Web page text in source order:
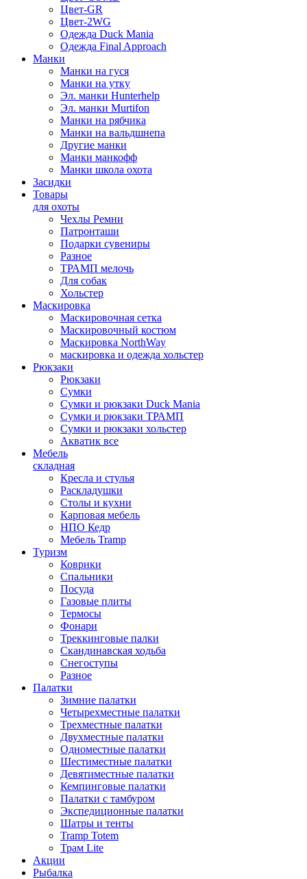
Цвет-GR
Цвет-2WG
Одежда Duck Mania
Одежда Final Approach
Манки
Манки на гуся
Манки на утку
Эл. манки Hunterhelp
Эл. манки Murtifon
Манки на рябчика
Манки на вальдшнепа
Другие манки
Манки манкофф
Манки школа охота
Засидки
Товары
для охоты
Чехлы Ремни
Патронташи
Подарки сувениры
Разное
ТРАМП мелочь
Для собак
Хольстер
Маскировка
Маскировочная сетка
Маскировочный костюм
Маскировка NorthWay
маскировка и одежда хольстер
Рюкзаки
Рюкзаки
Сумки
Сумки и рюкзаки Duck Mania
Сумки и рюкзаки ТРАМП
Сумки и рюкзаки хольстер
Акватик все
Мебель
складная
Кресла и стулья
Раскладушки
Столы и кухни
Карповая мебель
НПО Кедр
Мебель Tramp
Туризм
Коврики
Спальники
Посуда
Газовые плиты
Термосы
Фонари
Треккинговые палки
Скандинавская ходьба
Снегоступы
Разное
Палатки
Зимние палатки
Четырехместные палатки
Трехместные палатки
Двухместные палатки
Одноместные палатки
Шестиместные палатки
Девятиместные палатки
Кемпинговые палатки
Палатки с тамбуром
Экспедиционные палатки
Шатры и тенты
Tramp Totem
Трам Lite
Акции
Рыбалка